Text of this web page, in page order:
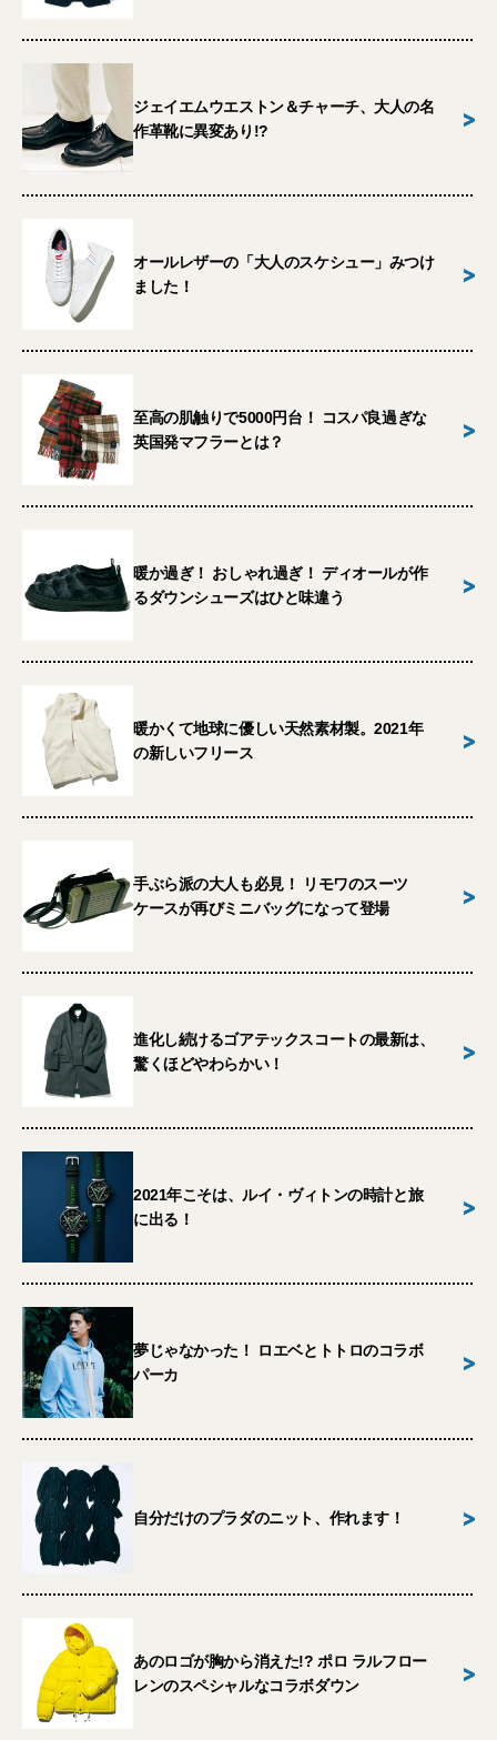
ジェイエムウエストン＆チャーチ、大人の名
作革靴に異変あり!?
>
オールレザーの「大人のスケシュー」みつけ
ました！
>
至高の肌触りで5000円台！ コスパ良過ぎな
英国発マフラーとは？
>
暖か過ぎ！ おしゃれ過ぎ！ ディオールが作
るダウンシューズはひと味違う
>
暖かくて地球に優しい天然素材製。2021年
の新しいフリース
>
手ぶら派の大人も必見！ リモワのスーツ
ケースが再びミニバッグになって登場
>
進化し続けるゴアテックスコートの最新は、
驚くほどやわらかい！
>
2021年こそは、ルイ・ヴィトンの時計と旅
に出る！
>
夢じゃなかった！ ロエベとトトロのコラボ
パーカ
>
自分だけのプラダのニット、作れます！ >
あのロゴが胸から消えた!? ポロ ラルフロー
レンのスペシャルなコラボダウン
>